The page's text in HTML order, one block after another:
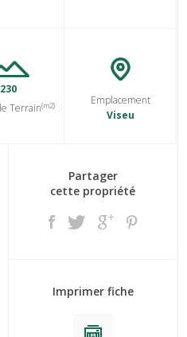
230
Terrain(m2)
Emplacement
Viseu
Partager
cette propriété
Imprimer fiche